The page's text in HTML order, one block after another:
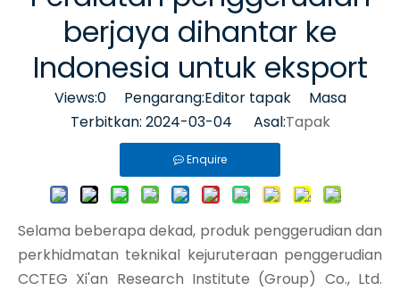
berjaya dihantar ke
Indonesia untuk eksport
Views:0Pengarang:Editor tapak Masa
Terbitkan: 2024-03-04 Asal:Tapak
Enquire
Selama beberapa dekad, produk penggerudian dan
perkhidmatan teknikal kejuruteraan penggerudian
CCTEG Xi'an Research Institute (Group) Co., Ltd.